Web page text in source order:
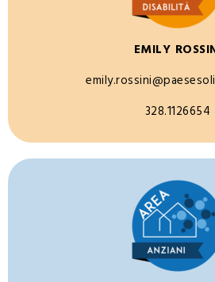
EMILY
328.1126654